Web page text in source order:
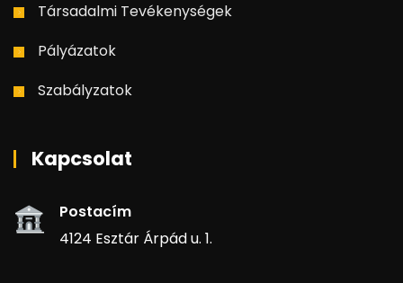
Társadalmi Tevékenységek
Pályázatok
Szabályzatok
Kapcsolat
Postacím
4124 Esztár Árpád u. 1.